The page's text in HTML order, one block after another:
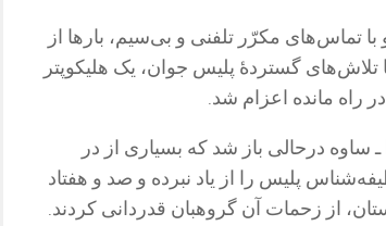
تماس‌های مکرّر تلفنی و بی‌سیم، بار‌ها از
گستردۀ پلیس جوان، یک هلیکوپتر
راه مانده اعزام شد.
درحالی باز شد که بسیاری از در
پلیس را از یاد نبرده و صد و هفتاد
از زحمات آن گروهبان قدردانی کردند.